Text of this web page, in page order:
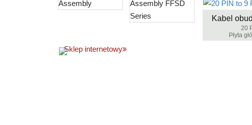
Kabel
20
Płyta
Sklep internetowy